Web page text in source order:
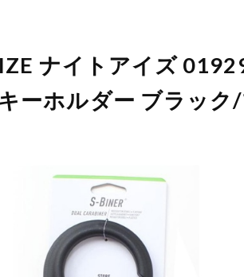
ナイトアイズ
ーホルダー ブラッ